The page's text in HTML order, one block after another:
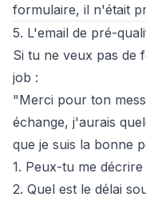
formulaire, il n'était
5. L'email de pré-
Si tu ne veux pas de
job :
"Merci pour ton
échange, j'aurais
que je suis la bonne
1. Peux-tu me
2. Quel est le délai